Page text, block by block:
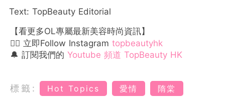
Text: TopBeauty Editorial
【看更多OL專屬最新美容時尚資訊】
👉🏻 立即Follow Instagram topbeautyhk
🔔 訂閱我們的 Youtube 頻道 TopBeauty HK
標籤: Hot Topics 愛情 隋棠